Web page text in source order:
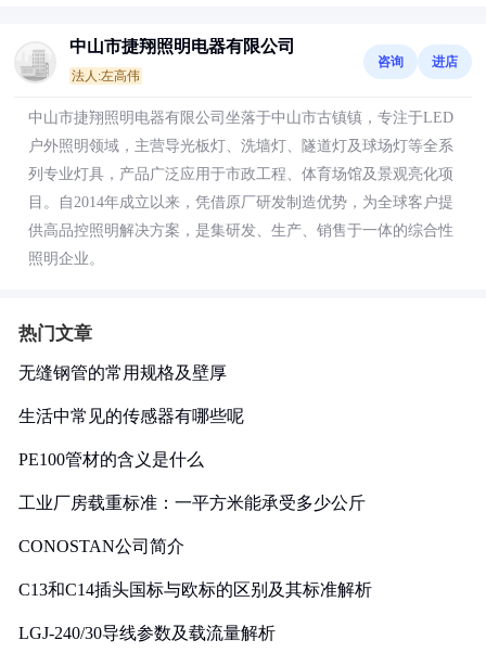
中山市捷翔照明电器有限公司
法人:左高伟
咨询 进店
中山市捷翔照明电器有限公司坐落于中山市古镇镇，专注于LED
户外照明领域，主营导光板灯、洗墙灯、隧道灯及球场灯等全系
列专业灯具，产品广泛应用于市政工程、体育场馆及景观亮化项
目。自2014年成立以来，凭借原厂研发制造优势，为全球客户提
供高品控照明解决方案，是集研发、生产、销售于一体的综合性
照明企业。
热门文章
无缝钢管的常用规格及壁厚
生活中常见的传感器有哪些呢
PE100管材的含义是什么
工业厂房载重标准：一平方米能承受多少公斤
CONOSTAN公司简介
C13和C14插头国标与欧标的区别及其标准解析
LGJ-240/30导线参数及载流量解析